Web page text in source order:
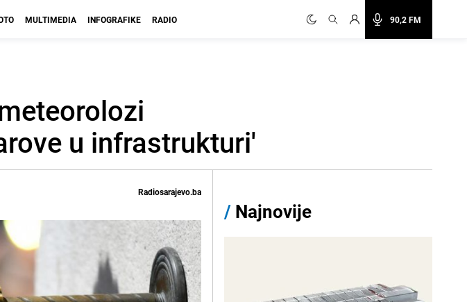
90,2 FM
MULTIMEDIA INFOGRAFIKE RADIO
u infrastrukturi'
Radiosarajevo.ba
/ Najnovije